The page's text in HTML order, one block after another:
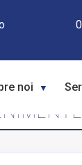
noi